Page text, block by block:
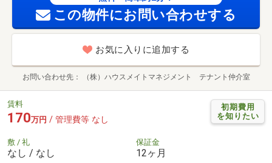
この物件にお問い合わせする
お気に入りに追加する
お問い合わせ先 （株）ハウスメイトマネジメント テナント仲介室
初期費用
を知りたい
賃料
170万円 / 管理費等 なし
敷 / 礼
なし / なし
保証金
12ヶ月